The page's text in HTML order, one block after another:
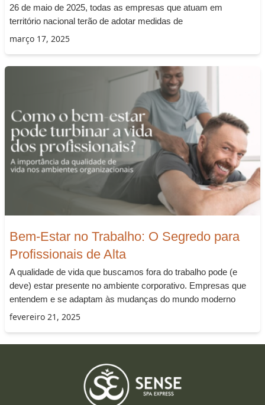
26 de maio de 2025, todas as empresas que atuam em
território nacional terão de adotar medidas de
março 17, 2025
Bem-Estar no Trabalho: O Segredo para
Profissionais de Alta
A qualidade de vida que buscamos fora do trabalho pode (e
deve) estar presente no ambiente corporativo. Empresas que
entendem e se adaptam às mudanças do mundo moderno
fevereiro 21, 2025